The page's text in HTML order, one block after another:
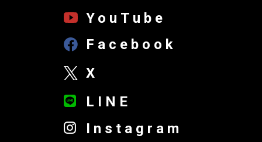
YouTube
Facebook
X
LINE
Instagram